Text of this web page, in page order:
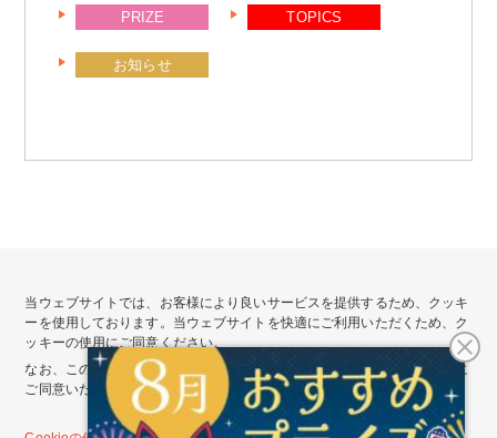
当ウェブサイトでは、お客様により良いサービスを提供するため、クッキ
ーを使用しております。当ウェブサイトを快適にご利用いただくため、ク
ッキーの使用にご同意ください。
なお、このまま当ウェブサイトをご覧いただいた場合、クッキーの使用に
ご同意いただいたものとさせていただきます。
PRIZE TOPICS
お知らせ
会社情報
サイトポリシー
プライバシーポリシー
個人情報公表事項
カスタマーハラスメントに対する基本方針